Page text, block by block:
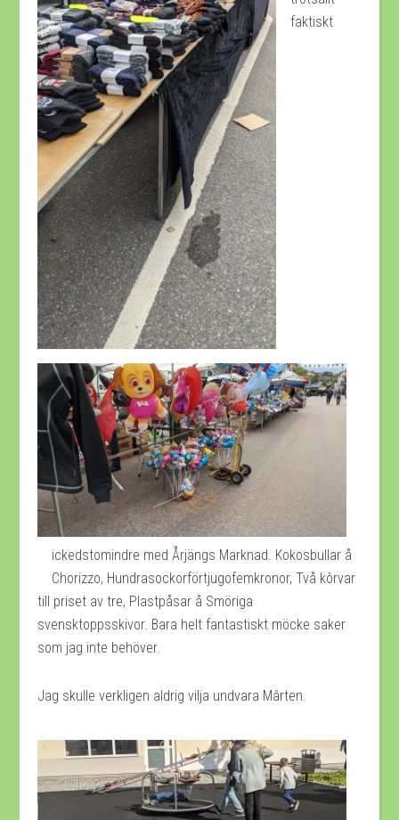
faktiskt
ickedstomindre med Årjängs Marknad. Kokosbullar å
Chorizzo, Hundrasockorförtjugofemkronor, Två kôrvar
till priset av tre, Plastpåsar å Smöriga
svensktoppsskivor. Bara helt fantastiskt möcke saker
som jag inte behöver.
Jag skulle verkligen aldrig vilja undvara Mârten.